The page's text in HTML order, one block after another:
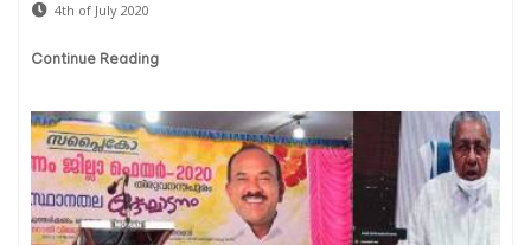
4th of July 2020
Continue Reading